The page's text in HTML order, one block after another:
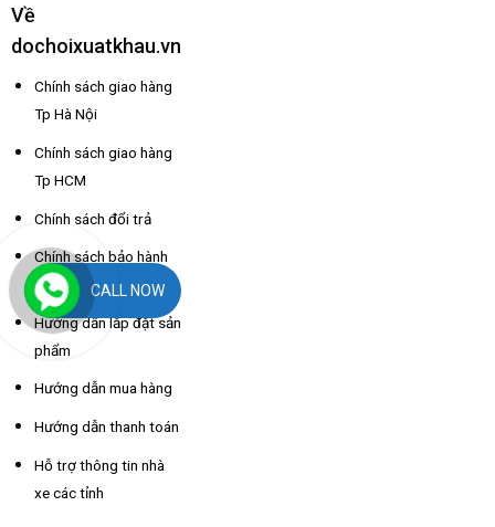
Về
dochoixuatkhau.vn
Chính sách giao hàng
Tp Hà Nội
Chính sách giao hàng
Tp HCM
Chính sách đổi trả
Chính sách bảo hành
sản phẩm
Hướng dẫn lắp đặt sản
phẩm
Hướng dẫn mua hàng
Hướng dẫn thanh toán
Hỗ trợ thông tin nhà
xe các tỉnh
CALL NOW